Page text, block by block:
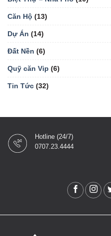
Căn Hộ (13)
Dự Án (14)
Đất Nền (6)
Quỹ căn Vip (6)
Tin Tức (32)
Hotline (24/7)
0707.23.4444